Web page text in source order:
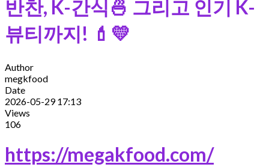
반찬, K-간식🍜 그리고 인기 K-
뷰티까지! 💄💛
Author
megkfood
Date
2026-05-29 17:13
Views
106
https://megakfood.com/